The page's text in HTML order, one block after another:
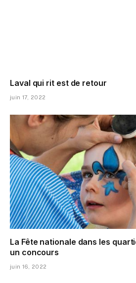
Laval qui rit est de retour
juin 17, 2022
La Fête nationale dans les
un concours
juin 16, 2022